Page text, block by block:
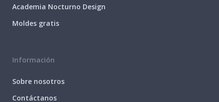
Academia Nocturno Design
Moldes gratis
Información
Sobre nosotros
Contáctanos